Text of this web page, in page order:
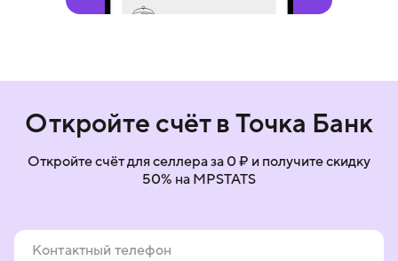
Откройте счёт в Точка Банк
Откройте счёт для селлера за 0 ₽ и получите скидку
50% на MPSTATS